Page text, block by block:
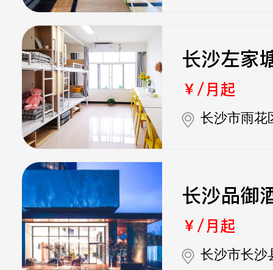
长沙左家
￥/月起
长沙市雨花
长沙品御
￥/月起
长沙市长沙